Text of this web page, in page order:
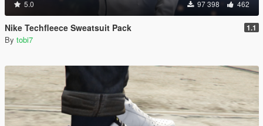
5.0 97 398 462
Nike Techfleece Sweatsuit Pack 1.1
By tobi7